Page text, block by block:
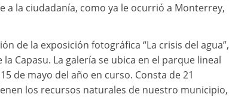
a la ciudadanía, como ya le ocurrió a Monterrey,
de la exposición fotográfica “La crisis del agua”,
Capasu. La galería se ubica en el parque lineal
de mayo del año en curso. Consta de 21
los recursos naturales de nuestro municipio,